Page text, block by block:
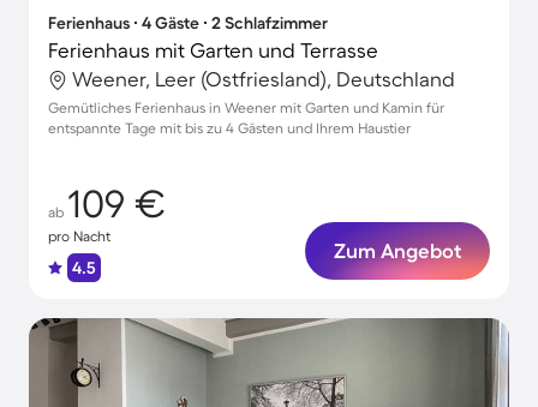
Ferienhaus ∙ 4 Gäste ∙ 2 Schlafzimmer
Ferienhaus mit Garten und Terrasse
Weener, Leer (Ostfriesland), Deutschland
Gemütliches Ferienhaus in Weener mit Garten und Kamin für
entspannte Tage mit bis zu 4 Gästen und Ihrem Haustier
ab 109 €
pro Nacht
4.5
Zum Angebot